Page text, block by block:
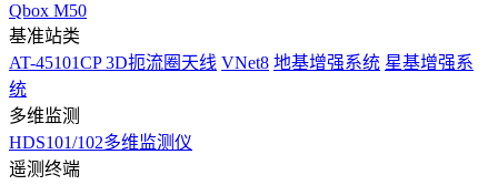
Qbox M50
基准站类
AT-45101CP 3D扼流圈天线 VNet8 地基增强系统 星基增强系
统
多维监测
HDS101/102多维监测仪
遥测终端